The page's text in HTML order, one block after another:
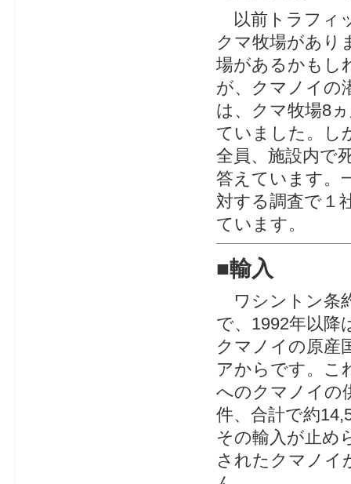
以前トラフィ
クマ牧場があり
場があるかもし
が、クマノイの
は、クマ牧場8
ていました。し
全員、施設内で
答えています。
対する調査で１
ています。
■輸入
ワシントン条
で、1992年以降
クマノイの原産
アからです。こ
へのクマノイの
件、合計で約
その輸入が止め
されたクマノイ